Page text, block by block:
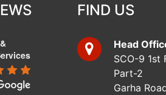
FIND US
Head
SCO-9 1st
Part-2
Garha